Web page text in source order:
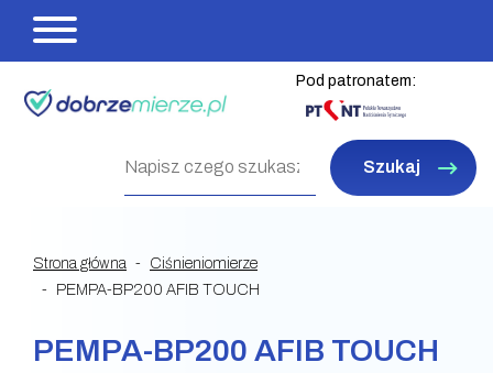
Pod patronatem:
Szukaj
Strona główna
Ciśnieniomierze
PEMPA-BP200 AFIB TOUCH
PEMPA-BP200 AFIB TOUCH